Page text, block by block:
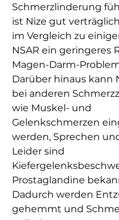
Schmerzlinderung
ist Nize gut
im Vergleich zu
NSAR ein geringeres
Magen-Darm-
Darüber hinaus kann
bei anderen
wie Muskel- und
Gelenkschmerzen
werden, Sprechen
Leider sind
Prostaglandine
Dadurch werden
gehemmt und